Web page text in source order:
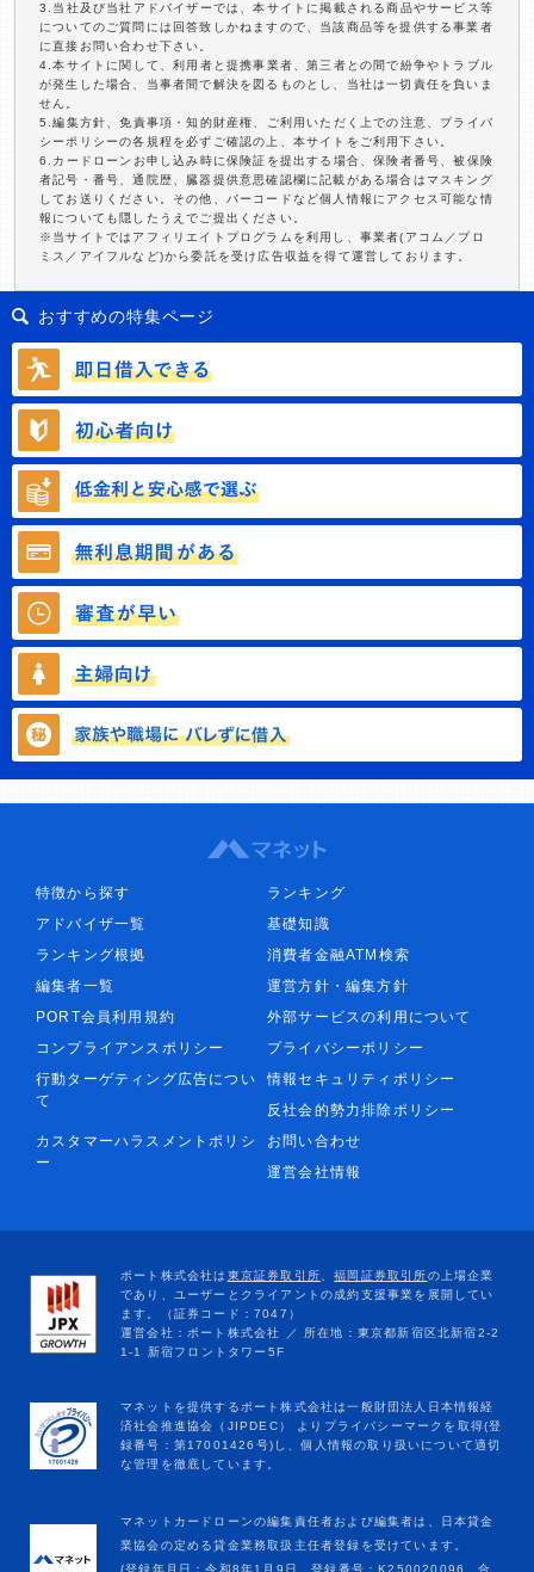
3.当社及び当社アドバイザーでは、本サイトに掲載される商品やサービス等
についてのご質問には回答致しかねますので、当該商品等を提供する事業者
に直接お問い合わせ下さい。
4.本サイトに関して、利用者と提携事業者、第三者との間で紛争やトラブル
が発生した場合、当事者間で解決を図るものとし、当社は一切責任を負いま
せん。
5.編集方針、免責事項・知的財産権、ご利用いただく上での注意、プライバ
シーポリシーの各規程を必ずご確認の上、本サイトをご利用下さい。
6.カードローンお申し込み時に保険証を提出する場合、保険者番号、被保険
者記号・番号、通院歴、臓器提供意思確認欄に記載がある場合はマスキング
してお送りください。その他、バーコードなど個人情報にアクセス可能な情
報についても隠したうえでご提出ください。
※当サイトではアフィリエイトプログラムを利用し、事業者(アコム／プロ
ミス／アイフルなど)から委託を受け広告収益を得て運営しております。
おすすめの特集ページ
特徴から探す
ランキング
アドバイザ一覧
基礎知識
ランキング根拠
消費者金融ATM検索
編集者一覧
運営方針・編集方針
PORT会員利用規約
外部サービスの利用について
コンプライアンスポリシー
プライバシーポリシー
行動ターゲティング広告につい
て
情報セキュリティポリシー
反社会的勢力排除ポリシー
カスタマーハラスメントポリシ
ー
お問い合わせ
運営会社情報
マネットカードローンの編集責任者および編集者は、日本貸金
業協会の定める貸金業務取扱主任者登録を受けています。
(登録年月日：令和8年1月9日、登録番号：K250020096、合